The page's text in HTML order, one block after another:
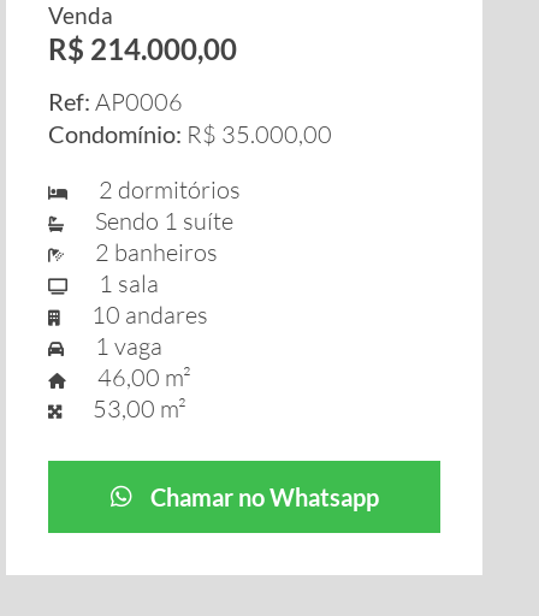
Venda
R$ 214.000,00
Ref: AP0006
Condomínio: R$ 35.000,00
2 dormitórios
Sendo 1 suíte
2 banheiros
1 sala
10 andares
1 vaga
46,00 m²
53,00 m²
Chamar no Whatsapp